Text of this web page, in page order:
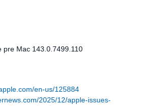
pre Mac 143.0.7499.110
en-us/125884
2025/12/apple-issues-